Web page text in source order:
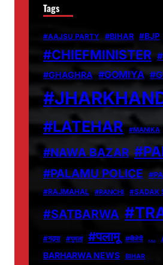
Tags
#AAJSU PARTY #BIHAR #BJP
#CHIEFMINISTER
#GHAGHRA #GOMIYA
#LATEHAR #MANIKA
#NAWA BAZAR
#PALAMU POLICE
#RAJMAHAL
#RANCHI #SADAK
#SATBARWA
#गढ़वा #गुमला #पलामू #बीजेपी …
BARHARWA NEWS BIHAR